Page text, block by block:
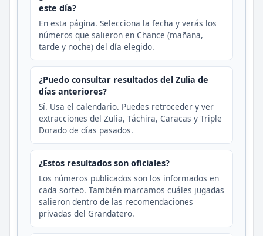
este día?
En esta página. Selecciona la fecha y verás los
números que salieron en Chance (mañana,
tarde y noche) del día elegido.
¿Puedo consultar resultados del Zulia de
días anteriores?
Sí. Usa el calendario. Puedes retroceder y ver
extracciones del Zulia, Táchira, Caracas y Triple
Dorado de días pasados.
¿Estos resultados son oficiales?
Los números publicados son los informados en
cada sorteo. También marcamos cuáles jugadas
salieron dentro de las recomendaciones
privadas del Grandatero.